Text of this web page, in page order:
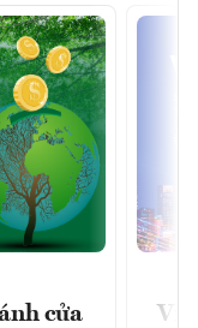
cửa